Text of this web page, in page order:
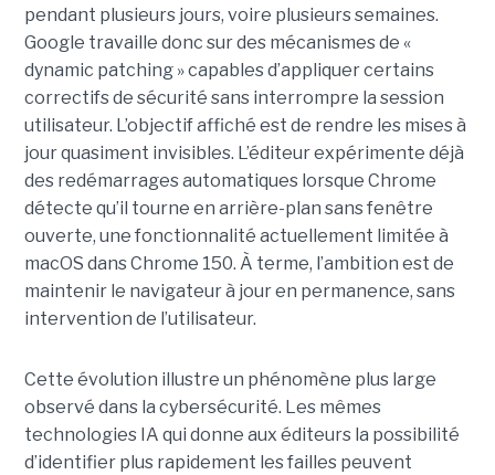
pendant plusieurs jours, voire plusieurs semaines.
Google travaille donc sur des mécanismes de «
dynamic patching » capables d’appliquer certains
correctifs de sécurité sans interrompre la session
utilisateur. L’objectif affiché est de rendre les mises à
jour quasiment invisibles. L’éditeur expérimente déjà
des redémarrages automatiques lorsque Chrome
détecte qu’il tourne en arrière-plan sans fenêtre
ouverte, une fonctionnalité actuellement limitée à
macOS dans Chrome 150. À terme, l’ambition est de
maintenir le navigateur à jour en permanence, sans
intervention de l’utilisateur.
Cette évolution illustre un phénomène plus large
observé dans la cybersécurité. Les mêmes
technologies IA qui donne aux éditeurs la possibilité
d’identifier plus rapidement les failles peuvent